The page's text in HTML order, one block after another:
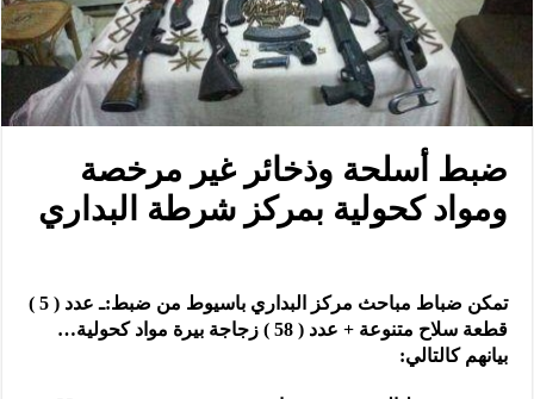
ضبط أسلحة وذخائر غير مرخصة
ومواد كحولية بمركز شرطة البداري
تمكن ضباط مباحث مركز البداري باسيوط من ضبط:ـ عدد ( 5 )
قطعة سلاح متنوعة + عدد ( 58 ) زجاجة بيرة مواد كحولية…
بيانهم كالتالي: